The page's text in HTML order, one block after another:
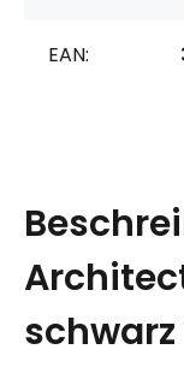
EAN:
schwarz